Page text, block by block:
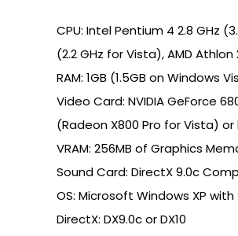
CPU: Intel Pentium 4 2.8 GHz
(2.2 GHz for Vista), AMD
RAM: 1GB (1.5GB on Windows
Video Card: NVIDIA GeForce
(Radeon X800 Pro for Vista)
VRAM: 256MB of Graphics
Sound Card: DirectX 9.0c
OS: Microsoft Windows XP
DirectX: DX9.0c or DX10